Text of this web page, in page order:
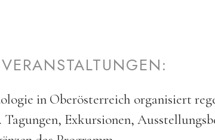
in Oberösterreich organisiert
Tagungen, Exkursionen,